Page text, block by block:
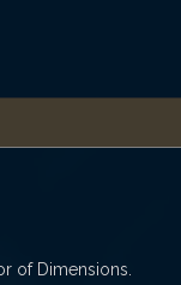
of Dimensions.